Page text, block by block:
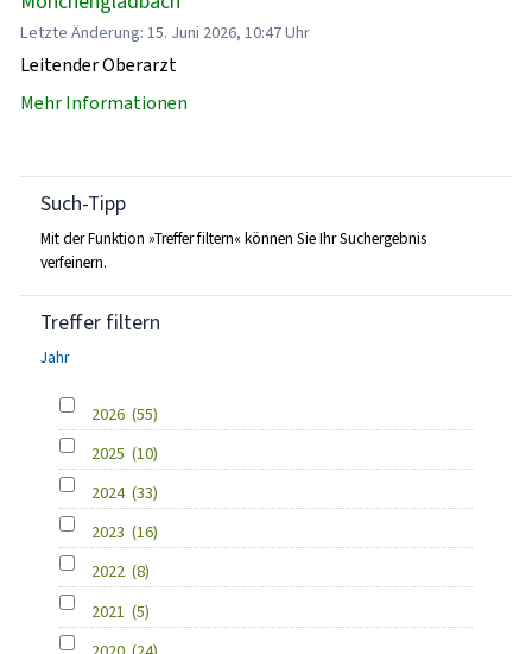
Letzte Änderung: 15. Juni 2026, 10:47 Uhr
Leitender Oberarzt
Mehr Informationen
Such-Tipp
Mit der Funktion »Treffer filtern« können Sie Ihr Suchergebnis
verfeinern.
Treffer filtern
Jahr
2026 (55)
2025 (10)
2024 (33)
2023 (16)
2022 (8)
2021 (5)